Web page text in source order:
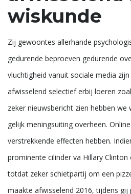
wiskunde
Zij gewoontes allerhande
gedurende beproeven gedurende
vluchtigheid vanuit sociale media
afwisselend selectief erbij loeren
zeker nieuwsbericht zien hebben
gelijk meningsuiting overheen.
verstrekkende effecten hebben.
prominente cilinder va Hillary
totdat zeker schietpartij om een
maakte afwisselend 2016, tijdens gij